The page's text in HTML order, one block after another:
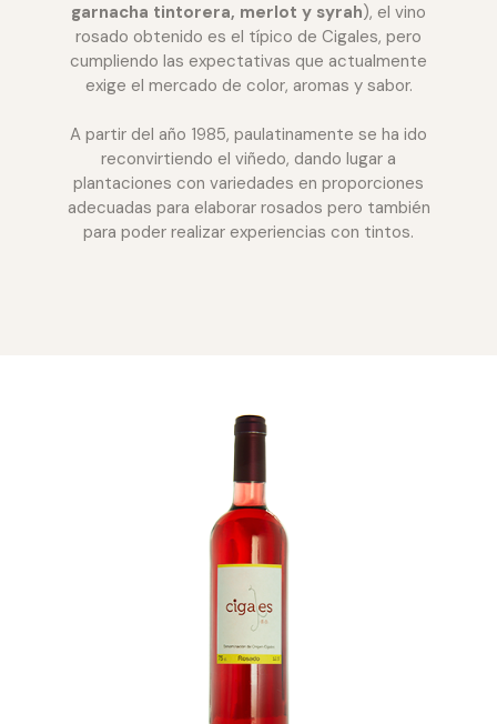
garnacha tintorera, merlot y syrah), el vino
rosado obtenido es el típico de Cigales, pero
cumpliendo las expectativas que actualmente
exige el mercado de color, aromas y sabor.
A partir del año 1985, paulatinamente se ha ido
reconvirtiendo el viñedo, dando lugar a
plantaciones con variedades en proporciones
adecuadas para elaborar rosados pero también
para poder realizar experiencias con tintos.